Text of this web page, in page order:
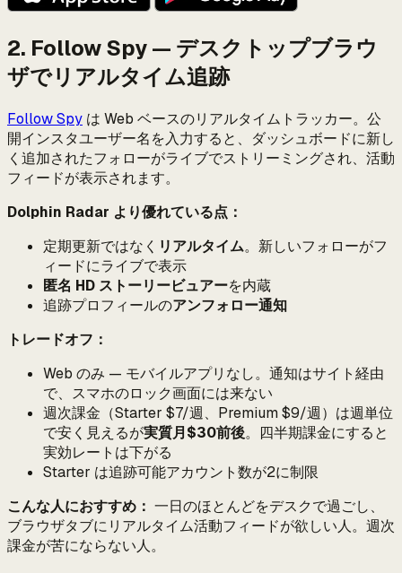
2. Follow Spy — デスクトップブラウ
ザでリアルタイム追跡
Follow Spy は Web ベースのリアルタイムトラッカー。公
開インスタユーザー名を入力すると、ダッシュボードに新し
く追加されたフォローがライブでストリーミングされ、活動
フィードが表示されます。
Dolphin Radar より優れている点：
定期更新ではなく リアルタイム。新しいフォローがフ
ィードにライブで表示
匿名 HD ストーリービュアーを内蔵
追跡プロフィールのアンフォロー通知
トレードオフ：
Web のみ — モバイルアプリなし。通知はサイト経由
で、スマホのロック画面には来ない
週次課金（Starter $7/週、Premium $9/週）は週単位
で安く見えるが実質月$30前後。四半期課金にすると
実効レートは下がる
Starter は追跡可能アカウント数が2に制限
こんな人におすすめ： 一日のほとんどをデスクで過ごし、
ブラウザタブにリアルタイム活動フィードが欲しい人。週次
課金が苦にならない人。